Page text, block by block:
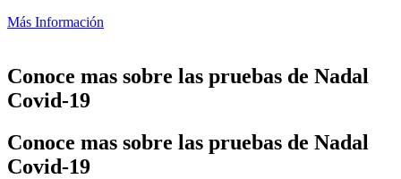
Más Información
Conoce mas sobre las pruebas de Nadal
Covid-19
Conoce mas sobre las pruebas de Nadal
Covid-19